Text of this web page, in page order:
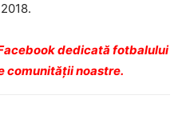
dedicată fotbalului
comunității noastre.